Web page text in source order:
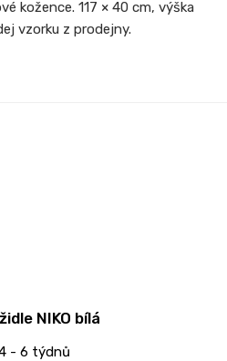
kožence. 117 × 40 cm, výška
vzorku z prodejny.
NIKO bílá
- 6 týdnů